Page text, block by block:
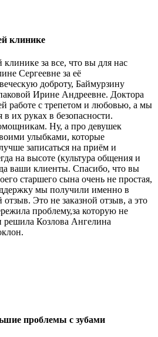
клинике
за все, что вы для нас
Сергеевне за её
доброту, Баймурзину
Ирине Андреевне. Доктора
работе с трепетом и любовью, а мы
их руках в безопасности.
Ну, а про девушек
улыбками, которые
записаться на приём и
на высоте (культура общения и
ваши клиенты. Спасибо, что вы
старшего сына очень не простая,
мы получили именно в
Это не заказной отзыв, а это
проблему,за которую не
решила Козлова Ангелина
проблемы с зубами